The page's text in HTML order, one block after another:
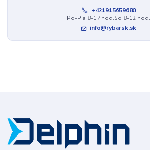
+421915659680
Po-Pia 8-17 hod.So 8-12 hod.
info@rybarsk.sk